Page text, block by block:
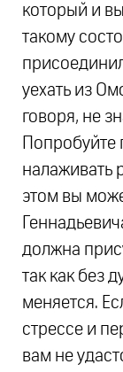
который и
такому
уехать из
говоря, не
налаживать
этом вы
должна
так как без
меняется.
стрессе и
вам не